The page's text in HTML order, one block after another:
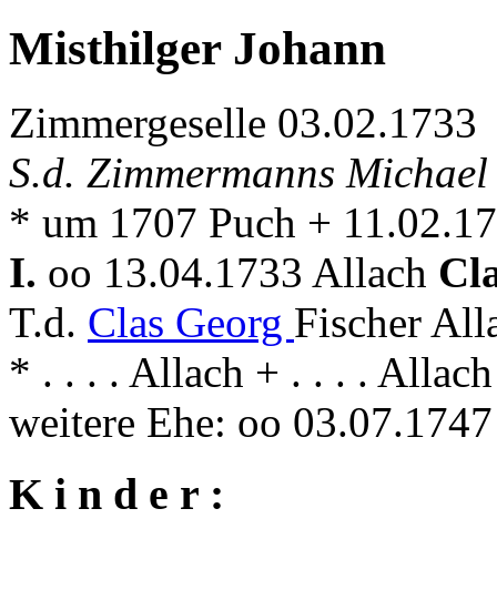
Misthilger Johann
Zimmergeselle 03.02.1733
S.d. Zimmermanns
* um 1707 Puch +
I. oo 13.04.1733 Allach
T.d. Clas Georg Fischer
* . . . . Allach + . . . . Allach
weitere Ehe: oo
K i n d e r :